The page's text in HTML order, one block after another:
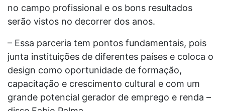
no campo profissional e os bons resultados
serão vistos no decorrer dos anos.
– Essa parceria tem pontos fundamentais, pois
junta instituições de diferentes países e coloca o
design como oportunidade de formação,
capacitação e crescimento cultural e com um
grande potencial gerador de emprego e renda –